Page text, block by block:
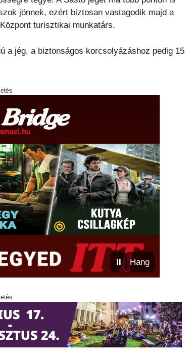
jönnek, ezért biztosan vastagodik majd a
turisztikai munkatárs.
a jég, a biztonságos korcsolyázáshoz pedig 15
⏸ Hang